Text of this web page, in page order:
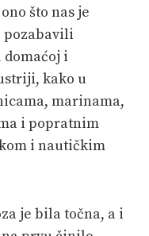
što nas je
pozabavili
i
kako u
marinama,
i popratnim
i nautičkim
je bila točna, a i